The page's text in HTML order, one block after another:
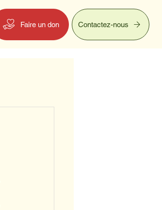
Faire un don Contactez-nous